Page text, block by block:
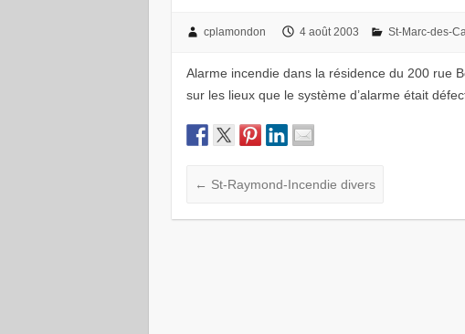
cplamondon 4 août 2003 St-Marc-des-
Alarme incendie dans la résidence du 200 rue
sur les lieux que le système d’alarme était
← St-Raymond-Incendie divers